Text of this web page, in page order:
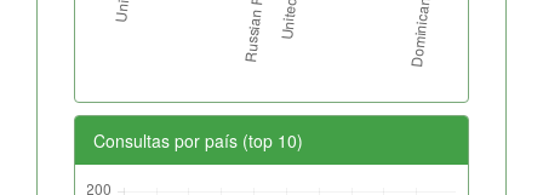
Consultas por país (top 10)